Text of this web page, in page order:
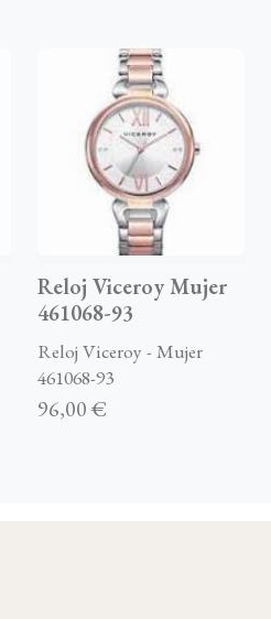
Reloj Viceroy Mujer
461068-93
Reloj Viceroy - Mujer
461068-93
96,00 €